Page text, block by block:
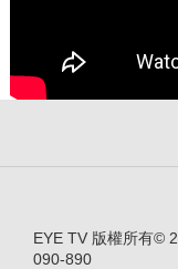
EYE TV 版權所有©
090-890